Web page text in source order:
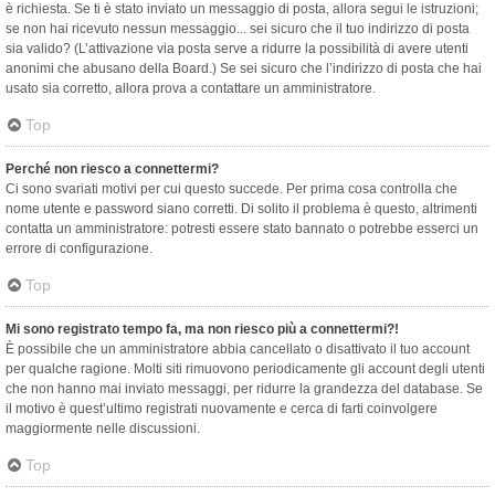
è richiesta. Se ti è stato inviato un messaggio di posta, allora segui le istruzioni;
se non hai ricevuto nessun messaggio... sei sicuro che il tuo indirizzo di posta
sia valido? (L’attivazione via posta serve a ridurre la possibilità di avere utenti
anonimi che abusano della Board.) Se sei sicuro che l’indirizzo di posta che hai
usato sia corretto, allora prova a contattare un amministratore.
Top
Perché non riesco a connettermi?
Ci sono svariati motivi per cui questo succede. Per prima cosa controlla che
nome utente e password siano corretti. Di solito il problema è questo, altrimenti
contatta un amministratore: potresti essere stato bannato o potrebbe esserci un
errore di configurazione.
Top
Mi sono registrato tempo fa, ma non riesco più a connettermi?!
È possibile che un amministratore abbia cancellato o disattivato il tuo account
per qualche ragione. Molti siti rimuovono periodicamente gli account degli utenti
che non hanno mai inviato messaggi, per ridurre la grandezza del database. Se
il motivo è quest’ultimo registrati nuovamente e cerca di farti coinvolgere
maggiormente nelle discussioni.
Top